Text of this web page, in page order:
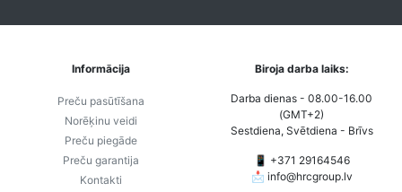
Informācija
Preču pasūtīšana
Norēķinu veidi
Preču piegāde
Preču garantija
Kontakti
Biroja darba laiks:
Darba dienas - 08.00-16.00
(GMT+2)
Sestdiena, Svētdiena - Brīvs
📱 +371 29164546
📩 info@hrcgroup.lv